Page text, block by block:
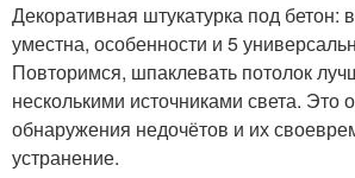
Декоративная штукатурка под бетон:
уместна, особенности и 5
Повторимся, шпаклевать потолок
несколькими источниками света. Это
обнаружения недочётов и их
устранение.